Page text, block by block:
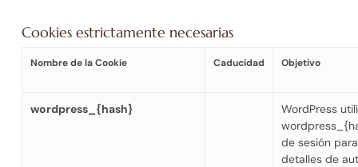
Cookies estrictamente necesarias
Nombre de la Cookie Caducidad Objetivo
wordpress_{hash}
WordPress
de sesión
detalles de